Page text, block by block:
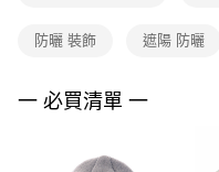
３．未成年的使用者請事先徵
４．使用「AFTEE先享後付」時
５．嚴禁一人註冊多個帳號或
防曬 裝飾 遮陽 防曬
一 必買清單 一